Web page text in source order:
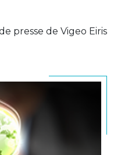
presse de Vigeo Eiris